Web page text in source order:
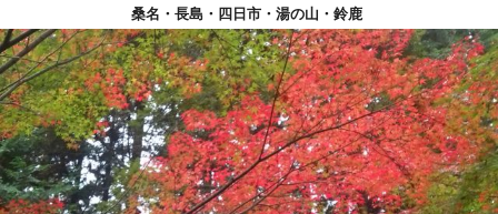
桑名・長島・四日市・湯の山・鈴鹿